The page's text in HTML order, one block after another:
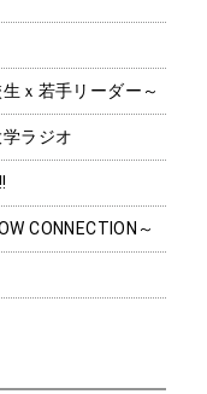
ｘ若手リーダー～
ラジオ
CONNECTION～